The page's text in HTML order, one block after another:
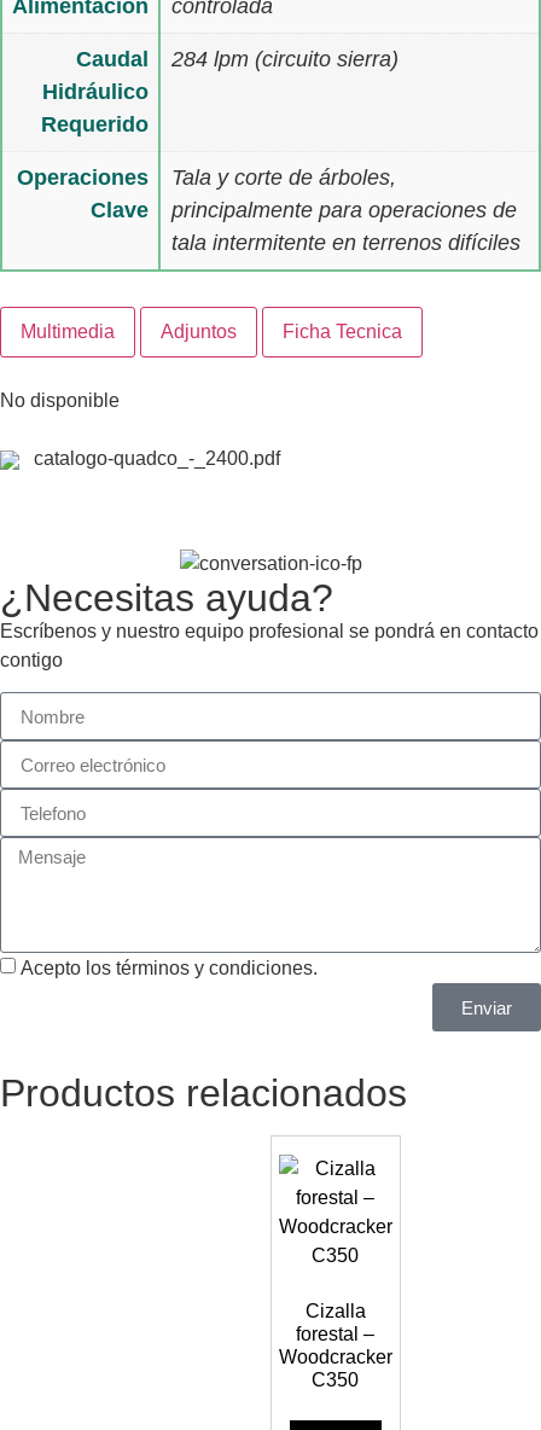
Alimentación controlada
Caudal
Hidráulico
Requerido
284 lpm (circuito sierra)
Operaciones
Clave
Tala y corte de árboles,
principalmente para operaciones de
tala intermitente en terrenos difíciles
Multimedia Adjuntos Ficha Tecnica
No disponible
catalogo-quadco_-_2400.pdf
¿Necesitas ayuda?
Escríbenos y nuestro equipo profesional se pondrá en contacto
contigo
Acepto los términos y condiciones.
Enviar
Productos relacionados
Cizalla
forestal –
Woodcracker
C350